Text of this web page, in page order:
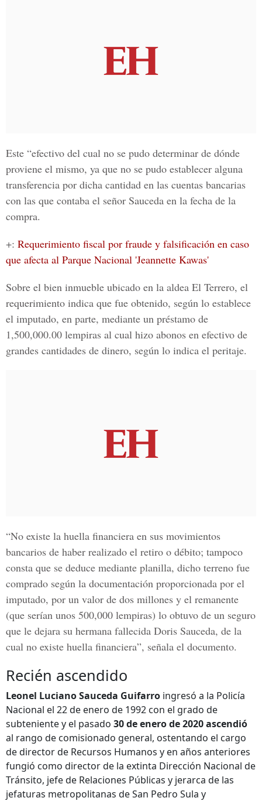
Este “efectivo del cual no se pudo determinar de dónde
proviene el mismo, ya que no se pudo establecer alguna
transferencia por dicha cantidad en las cuentas bancarias
con las que contaba el señor Sauceda en la fecha de la
compra.
+: Requerimiento fiscal por fraude y falsificación en caso
que afecta al Parque Nacional 'Jeannette Kawas'
Sobre el bien inmueble ubicado en la aldea El Terrero, el
requerimiento indica que fue obtenido, según lo establece
el imputado, en parte, mediante un préstamo de
1,500,000.00 lempiras al cual hizo abonos en efectivo de
grandes cantidades de dinero, según lo indica el peritaje.
“No existe la huella financiera en sus movimientos
bancarios de haber realizado el retiro o débito; tampoco
consta que se deduce mediante planilla, dicho terreno fue
comprado según la documentación proporcionada por el
imputado, por un valor de dos millones y el remanente
(que serían unos 500,000 lempiras) lo obtuvo de un seguro
que le dejara su hermana fallecida Doris Sauceda, de la
cual no existe huella financiera”, señala el documento.
Recién ascendido
Leonel Luciano Sauceda Guifarro ingresó a la Policía
Nacional el 22 de enero de 1992 con el grado de
subteniente y el pasado 30 de enero de 2020 ascendió
al rango de comisionado general, ostentando el cargo
de director de Recursos Humanos y en años anteriores
fungió como director de la extinta Dirección Nacional de
Tránsito, jefe de Relaciones Públicas y jerarca de las
jefaturas metropolitanas de San Pedro Sula y